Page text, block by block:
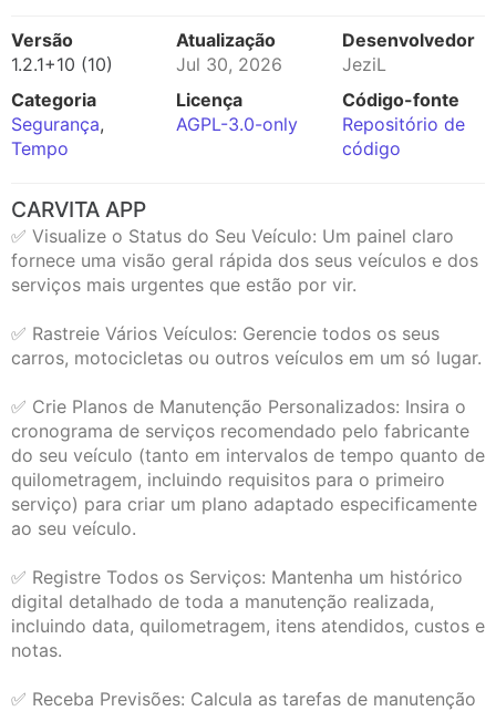
Versão
1.2.1+10 (10)
Atualização
Jul 30, 2026
Desenvolvedor
JeziL
Categoria
Segurança,
Tempo
Licença
AGPL-3.0-only
Código-fonte
Repositório de
código
CARVITA APP
✅ Visualize o Status do Seu Veículo: Um painel claro
fornece uma visão geral rápida dos seus veículos e dos
serviços mais urgentes que estão por vir.
✅ Rastreie Vários Veículos: Gerencie todos os seus
carros, motocicletas ou outros veículos em um só lugar.
✅ Crie Planos de Manutenção Personalizados: Insira o
cronograma de serviços recomendado pelo fabricante
do seu veículo (tanto em intervalos de tempo quanto de
quilometragem, incluindo requisitos para o primeiro
serviço) para criar um plano adaptado especificamente
ao seu veículo.
✅ Registre Todos os Serviços: Mantenha um histórico
digital detalhado de toda a manutenção realizada,
incluindo data, quilometragem, itens atendidos, custos e
notas.
✅ Receba Previsões: Calcula as tarefas de manutenção